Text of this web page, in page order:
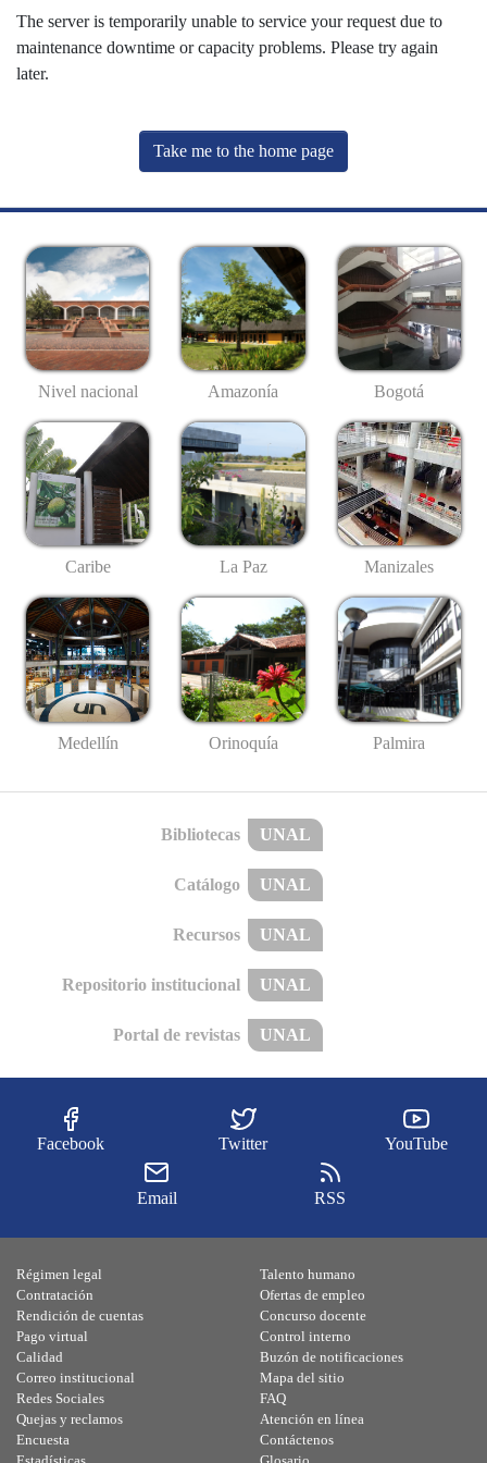
The server is temporarily unable to service your request due to
maintenance downtime or capacity problems. Please try again
later.
Take me to the home page
Nivel nacional Amazonía Bogotá
Caribe La Paz Manizales
Medellín Orinoquía Palmira
Bibliotecas UNAL
Catálogo UNAL
Recursos UNAL
Repositorio institucional UNAL
Portal de revistas UNAL
Facebook Twitter YouTube
Email RSS
Régimen legal
Contratación
Rendición de cuentas
Pago virtual
Calidad
Talento humano
Ofertas de empleo
Concurso docente
Control interno
Buzón de notificaciones
Correo institucional
Redes Sociales
Quejas y reclamos
Encuesta
Mapa del sitio
FAQ
Atención en línea
Contáctenos